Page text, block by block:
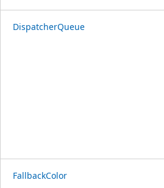
DispatcherQueue
FallbackColor